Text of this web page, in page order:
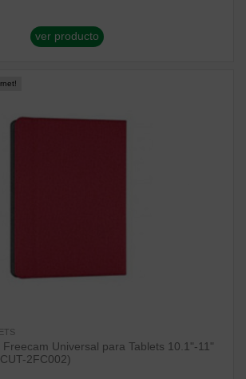
ver producto
Universal para Tablets 10.1"-11"
2FC002)